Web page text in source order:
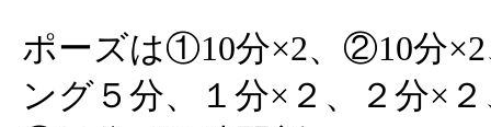
ポーズは①10分×2、②10分
ング５分、１分×２、２分×